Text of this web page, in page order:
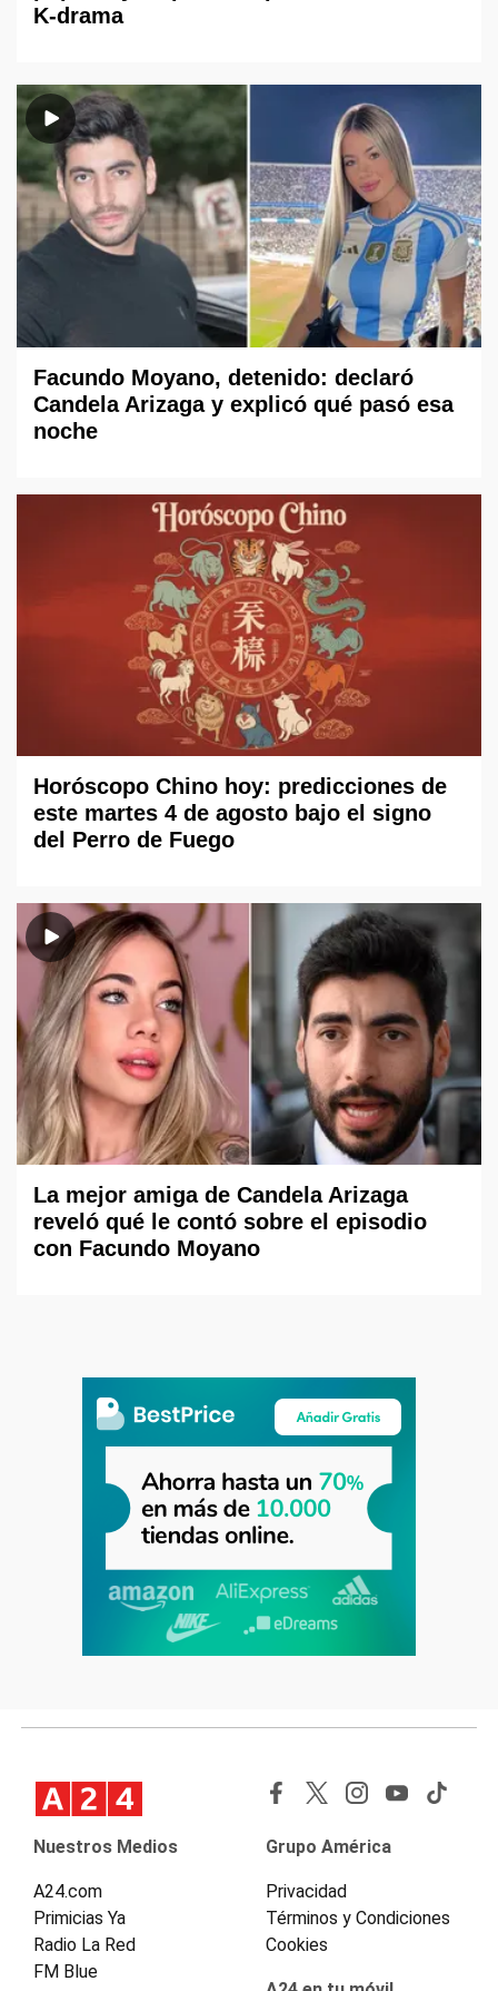
K-drama
Facundo Moyano, detenido: declaró
Candela Arizaga y explicó qué pasó esa
noche
Horóscopo Chino hoy: predicciones de
este martes 4 de agosto bajo el signo
del Perro de Fuego
La mejor amiga de Candela Arizaga
reveló qué le contó sobre el episodio
con Facundo Moyano
Nuestros Medios
A24.com
Primicias Ya
Radio La Red
FM Blue
Grupo América
Privacidad
Términos y Condiciones
Cookies